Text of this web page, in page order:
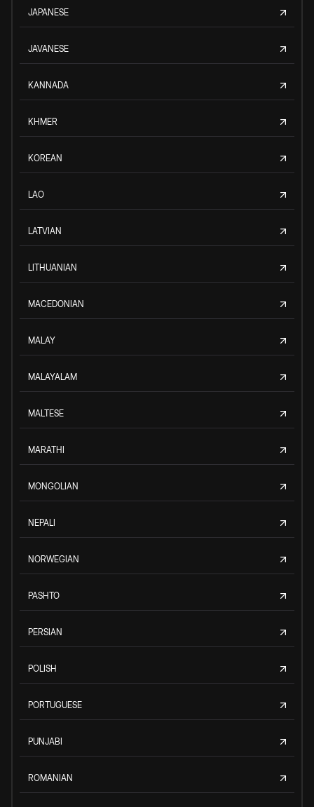
JAPANESE
JAVANESE
KANNADA
KHMER
KOREAN
LAO
LATVIAN
LITHUANIAN
MACEDONIAN
MALAY
MALAYALAM
MALTESE
MARATHI
MONGOLIAN
NEPALI
NORWEGIAN
PASHTO
PERSIAN
POLISH
PORTUGUESE
PUNJABI
ROMANIAN